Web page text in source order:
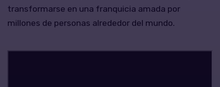
transformarse en una franquicia amada por
millones de personas alrededor del mundo.